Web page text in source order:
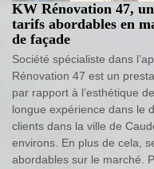
KW Rénovation 47,
tarifs abordables en
de façade
Société spécialiste dans
Rénovation 47 est un
par rapport à l’esthétique
longue expérience dans le
clients dans la ville de
environs. En plus de cela,
abordables sur le marché.